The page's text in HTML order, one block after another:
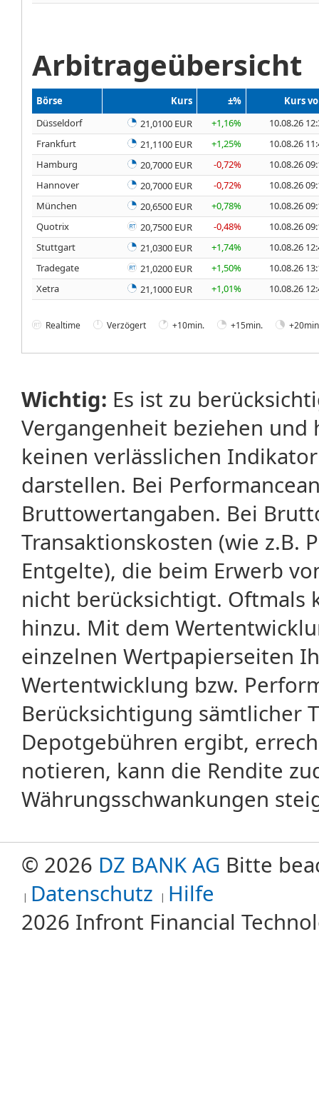
Arbitrageübersicht
Börse Kurs ±%
Kurs
Düsseldorf
21,0100 EUR +1,16%
10.08.26
Frankfurt
21,1100 EUR +1,25%
10.08.26
Hamburg
20,7000 EUR -0,72%
10.08.26
Hannover
20,7000 EUR -0,72%
10.08.26
München
20,6500 EUR +0,78%
10.08.26
Quotrix
20,7500 EUR -0,48%
10.08.26
Stuttgart
21,0300 EUR +1,74%
10.08.26
Tradegate
21,0200 EUR +1,50%
10.08.26
Xetra
21,1000 EUR +1,01% 10.08.26
Realtime Verzögert +10min. +15min.
Wichtig: Es ist zu
Vergangenheit beziehen
keinen verlässlichen
darstellen. Bei
Bruttowertangaben. Bei
Transaktionskosten (wie z.B.
Entgelte), die beim Erwerb
nicht berücksichtigt. Oftmals
hinzu. Mit dem
einzelnen Wertpapierseiten
Wertentwicklung bzw.
Berücksichtigung sämtlicher
Depotgebühren ergibt,
notieren, kann die Rendite
Währungsschwankungen
© 2026 DZ BANK AG Bitte
Datenschutz Hilfe
2026 Infront Financial